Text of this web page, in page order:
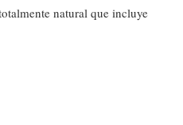
natural que incluye